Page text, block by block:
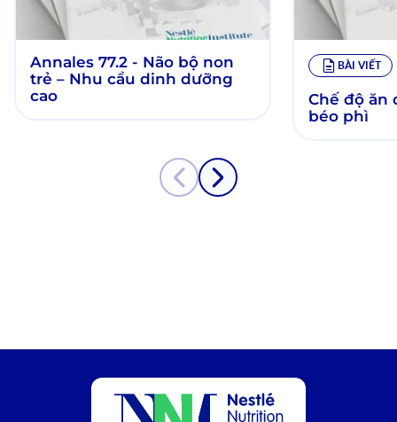
Annales 77.2 - Não bộ non
trẻ – Nhu cầu dinh dưỡng
cao
BÀI VIẾT
Chế độ ăn
béo phì